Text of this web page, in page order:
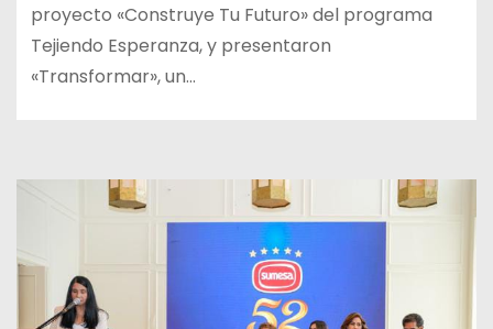
proyecto «Construye Tu Futuro» del programa
Tejiendo Esperanza, y presentaron
«Transformar», un…